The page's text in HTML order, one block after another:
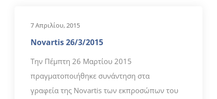
7 Απριλίου, 2015
Novartis 26/3/2015
Την Πέμπτη 26 Μαρτίου 2015
πραγματοποιήθηκε συνάντηση στα
γραφεία της Novartis των εκπροσώπων του